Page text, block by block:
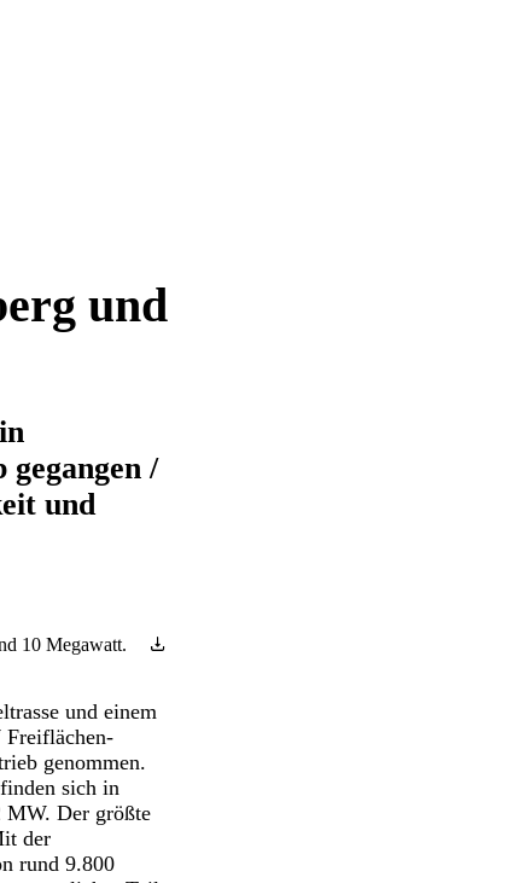
und
/
und
10 Megawatt.
und einem
Freiflächen-
genommen.
sich in
MW. Der größte
der
rund 9.800